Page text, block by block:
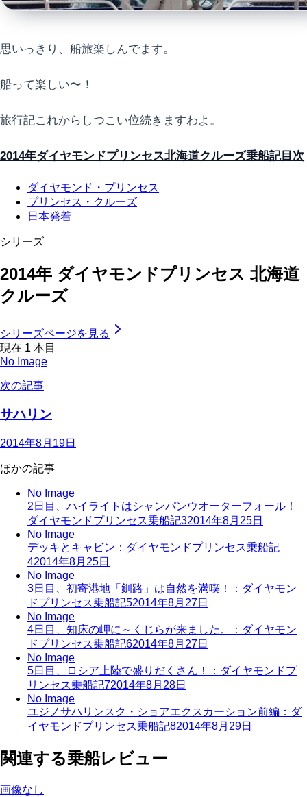
思いっきり、船旅楽しんでます。
船って楽しい〜！
旅行記これからしつこい位続きますわよ。
2014年ダイヤモンドプリンセス北海道クルーズ乗船記目次
ダイヤモンド・プリンセス
プリンセス・クルーズ
日本発着
シリーズ
2014年 ダイヤモンドプリンセス 北海道
クルーズ
シリーズページを見る
現在 1 本目
No Image
次の記事
サハリン
2014年8月19日
ほかの記事
No Image
2日目、ハイライトはシャンパンウオーターフォール！
ダイヤモンドプリンセス乗船記32014年8月25日
No Image
デッキとキャビン：ダイヤモンドプリンセス乗船記
42014年8月25日
No Image
3日目、初寄港地「釧路」は自然を満喫！：ダイヤモン
ドプリンセス乗船記52014年8月27日
No Image
4日目、知床の岬に～くじらが来ました。：ダイヤモン
ドプリンセス乗船記62014年8月27日
No Image
5日目、ロシア上陸で盛りだくさん！：ダイヤモンドプ
リンセス乗船記72014年8月28日
No Image
ユジノサハリンスク・ショアエクスカーション前編：ダ
イヤモンドプリンセス乗船記82014年8月29日
関連する乗船レビュー
画像なし